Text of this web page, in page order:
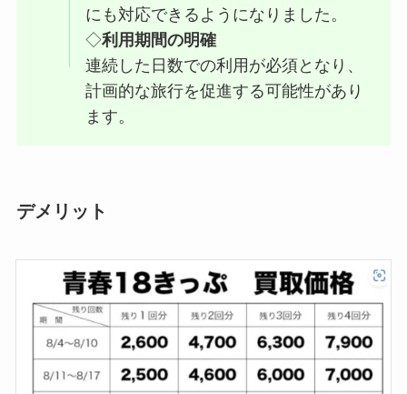
にも対応できるようになりました。
◇利用期間の明確
連続した日数での利用が必須となり、
計画的な旅行を促進する可能性があり
ます。
デメリット